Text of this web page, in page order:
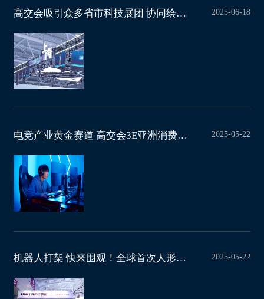
高交会吸引众多省市科技展团 协同绘就“超级科创版图” 2025-06-18
电竞产业黄金赛道 高交会3E亚洲消费电子展邀您共拓万亿蓝海市场 2025-05-22
机器人打架 快来围观！全球首次人形机器人格斗大赛高燃开打 会有哪些不一样 2025-05-22